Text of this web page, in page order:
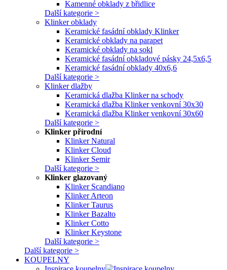
Kamenné obklady z břidlice
Další kategorie >
Klinker obklady
Keramické fasádní obklady Klinker
Keramické obklady na parapet
Keramické obklady na sokl
Keramické fasádní obkladové pásky 24,5x6,5
Keramické fasádní obklady 40x6,6
Další kategorie >
Klinker dlažby
Keramická dlažba Klinker na schody
Keramická dlažba Klinker venkovní 30x30
Keramická dlažba Klinker venkovní 30x60
Další kategorie >
Klinker přírodní
Klinker Natural
Klinker Cloud
Klinker Semir
Další kategorie >
Klinker glazovaný
Klinker Scandiano
Klinker Arteon
Klinker Taurus
Klinker Bazalto
Klinker Cotto
Klinker Keystone
Další kategorie >
Další kategorie >
KOUPELNY